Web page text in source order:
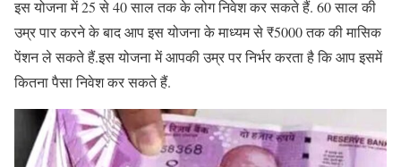
इस योजना में 25 से 40 साल तक के लोग निवेश कर सकते हैं. 60 साल की
उम्र पार करने के बाद आप इस योजना के माध्यम से ₹5000 तक की मासिक
पेंशन ले सकते हैं.इस योजना में आपकी उम्र पर निर्भर करता है कि आप इसमें
कितना पैसा निवेश कर सकते हैं.